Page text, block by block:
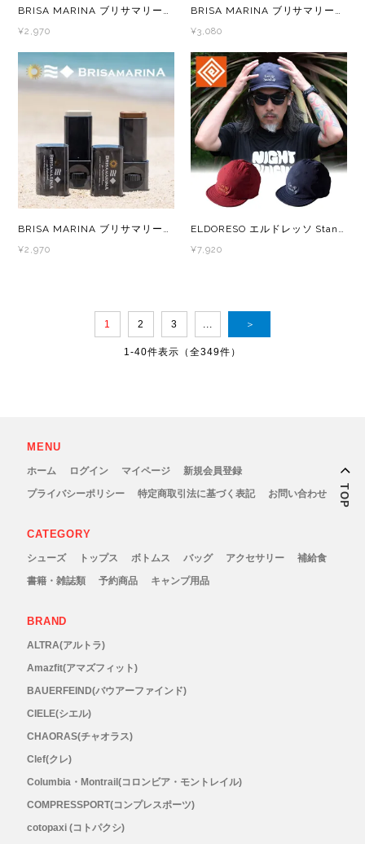
BRISA MARINA ブリサマリーナ プロフェッショナル シリーズ アスリートプロEX UVクリーム ホワイト
¥2,970
BRISA MARINA ブリサマリーナ プロフェッショナル シリーズ アスリートプロEX UVスティック クリア
¥3,080
¥2,970 ¥7,920
1 2 3 ... ＞
1-40件表示（全349件）
MENU
ホーム ログイン マイページ
新規会員登録
プライバシーポリシー
特定商取引法に基づく表記 お問い合わせ
CATEGORY
シューズ トップス ボトムス バッグ アクセサリー
補給食
書籍・雑誌類
予約商品 キャンプ用品
BRAND
ALTRA(アルトラ)
Amazfit(アマズフィット)
BAUERFEIND(バウアーファインド)
CIELE(シエル)
CHAORAS(チャオラス)
Clef(クレ)
Columbia・Montrail(コロンビア・モントレイル)
COMPRESSPORT(コンプレスポーツ)
cotopaxi (コトパクシ)
TOP